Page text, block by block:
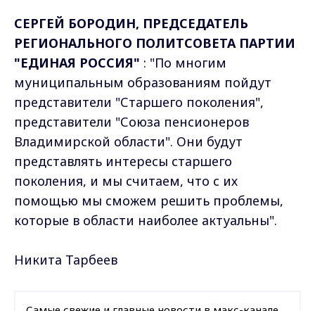
СЕРГЕЙ БОРОДИН, ПРЕДСЕДАТЕЛЬ
РЕГИОНАЛЬНОГО ПОЛИТСОВЕТА ПАРТИИ
"ЕДИНАЯ РОССИЯ" : "По многим
муниципальным образованиям пойдут
представители "Старшего поколения",
представители "Союза пенсионеров
Владимирской области". Они будут
представлять интересы старшего
поколения, и мы считаем, что с их
помощью мы сможем решить проблемы,
которые в области наиболее актуальны".
Никита Тарбеев